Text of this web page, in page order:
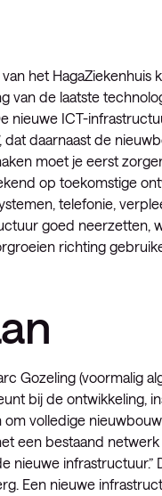
het
de laatste
nieuwe ICT-
dat daarnaast de
moet je eerst
op toekomstige
telefonie,
goed neerzetten,
richting
Gozeling (voormalig
bij de ontwikkeling,
om volledige
een bestaand
nieuwe
Een nieuwe